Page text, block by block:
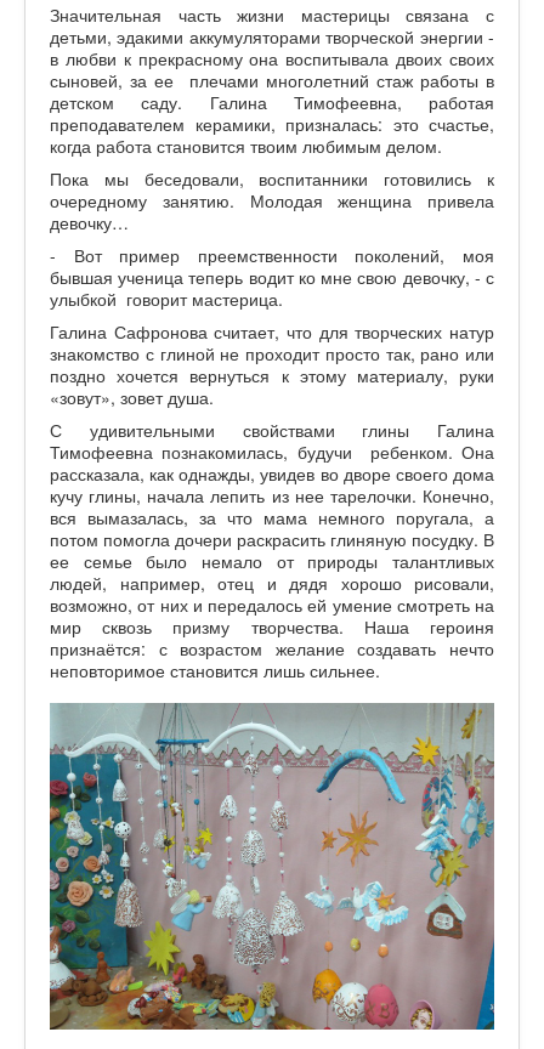
Значительная часть жизни мастерицы связана с
детьми, эдакими аккумуляторами творческой энергии -
в любви к прекрасному она воспитывала двоих своих
сыновей, за ее плечами многолетний стаж работы в
детском саду. Галина Тимофеевна, работая
преподавателем керамики, призналась: это счастье,
когда работа становится твоим любимым делом.
Пока мы беседовали, воспитанники готовились к
очередному занятию. Молодая женщина привела
девочку…
- Вот пример преемственности поколений, моя
бывшая ученица теперь водит ко мне свою девочку, - с
улыбкой говорит мастерица.
Галина Сафронова считает, что для творческих натур
знакомство с глиной не проходит просто так, рано или
поздно хочется вернуться к этому материалу, руки
«зовут», зовет душа.
С удивительными свойствами глины Галина
Тимофеевна познакомилась, будучи ребенком. Она
рассказала, как однажды, увидев во дворе своего дома
кучу глины, начала лепить из нее тарелочки. Конечно,
вся вымазалась, за что мама немного поругала, а
потом помогла дочери раскрасить глиняную посудку. В
ее семье было немало от природы талантливых
людей, например, отец и дядя хорошо рисовали,
возможно, от них и передалось ей умение смотреть на
мир сквозь призму творчества. Наша героиня
признаётся: с возрастом желание создавать нечто
неповторимое становится лишь сильнее.